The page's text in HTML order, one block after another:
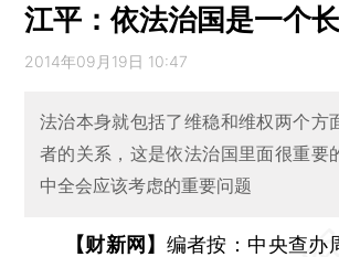
江平：依法治国是一个
2014年09月19日 10:47
法治本身就包括了维稳和维权两个方
者的关系，这是依法治国里面很重要
中全会应该考虑的重要问题
【财新网】 编者按：中央查办